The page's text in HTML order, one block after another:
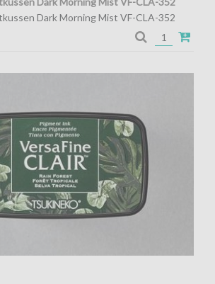
Dark Morning Mist VF-CLA-352
fijnste details